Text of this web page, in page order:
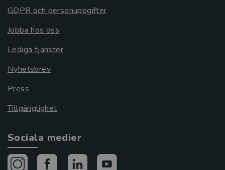
GDPR och personuppgifter
Jobba hos oss
Lediga tjänster
Nyhetsbrev
Press
Tillgänglighet
Sociala medier